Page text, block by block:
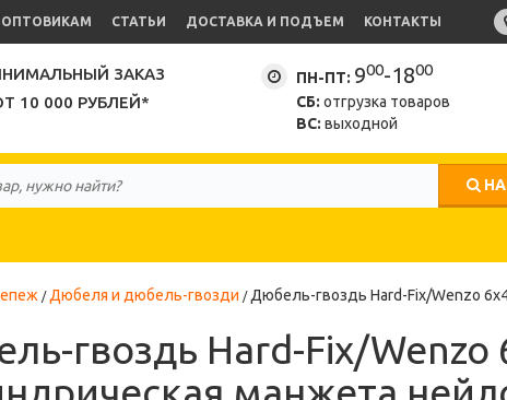
ОПТОВИКАМ СТАТЬИ ДОСТАВКА И ПОДЪЕМ КОНТАКТЫ
ЗАКАЗ
10 000 РУБЛЕЙ*
ПН-ПТ: 900-1800
СБ: отгрузка товаров
ВС: выходной
Дюбеля и дюбель-гвозди Дюбель-гвоздь Hard-Fix/Wenzo
гвоздь Hard-Fix/Wenzo